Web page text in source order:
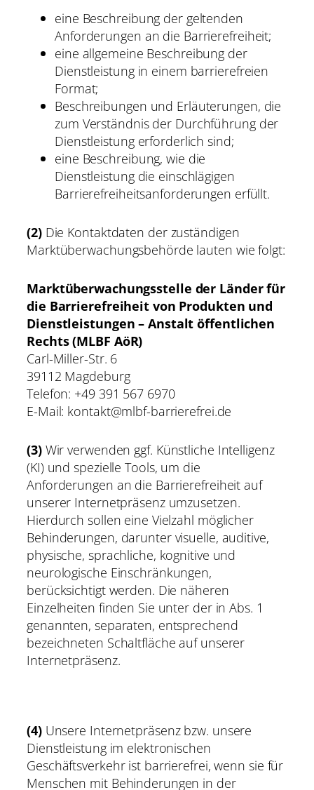
eine Beschreibung der geltenden
Anforderungen an die Barrierefreiheit;
eine allgemeine Beschreibung der
Dienstleistung in einem barrierefreien
Format;
Beschreibungen und Erläuterungen, die
zum Verständnis der Durchführung der
Dienstleistung erforderlich sind;
eine Beschreibung, wie die
Dienstleistung die einschlägigen
Barrierefreiheitsanforderungen erfüllt.
(2)Die Kontaktdaten der zuständigen
Marktüberwachungsbehörde lauten wie folgt:
Marktüberwachungsstelle der Länder für
die Barrierefreiheit von Produkten und
Dienstleistungen – Anstalt öffentlichen
Rechts (MLBF AöR)
Carl-Miller-Str. 6
39112 Magdeburg
Telefon: +49 391 567 6970
E-Mail: kontakt@mlbf-barrierefrei.de
(3) Wir verwenden ggf. Künstliche Intelligenz
(KI) und spezielle Tools, um die
Anforderungen an die Barrierefreiheit auf
unserer Internetpräsenz umzusetzen.
Hierdurch sollen eine Vielzahl möglicher
Behinderungen, darunter visuelle, auditive,
physische, sprachliche, kognitive und
neurologische Einschränkungen,
berücksichtigt werden. Die näheren
Einzelheiten finden Sie unter der in Abs. 1
genannten, separaten, entsprechend
bezeichneten Schaltfläche auf unserer
Internetpräsenz.
(4)Unsere Internetpräsenz bzw. unsere
Dienstleistung im elektronischen
Geschäftsverkehr ist barrierefrei, wenn sie für
Menschen mit Behinderungen in der